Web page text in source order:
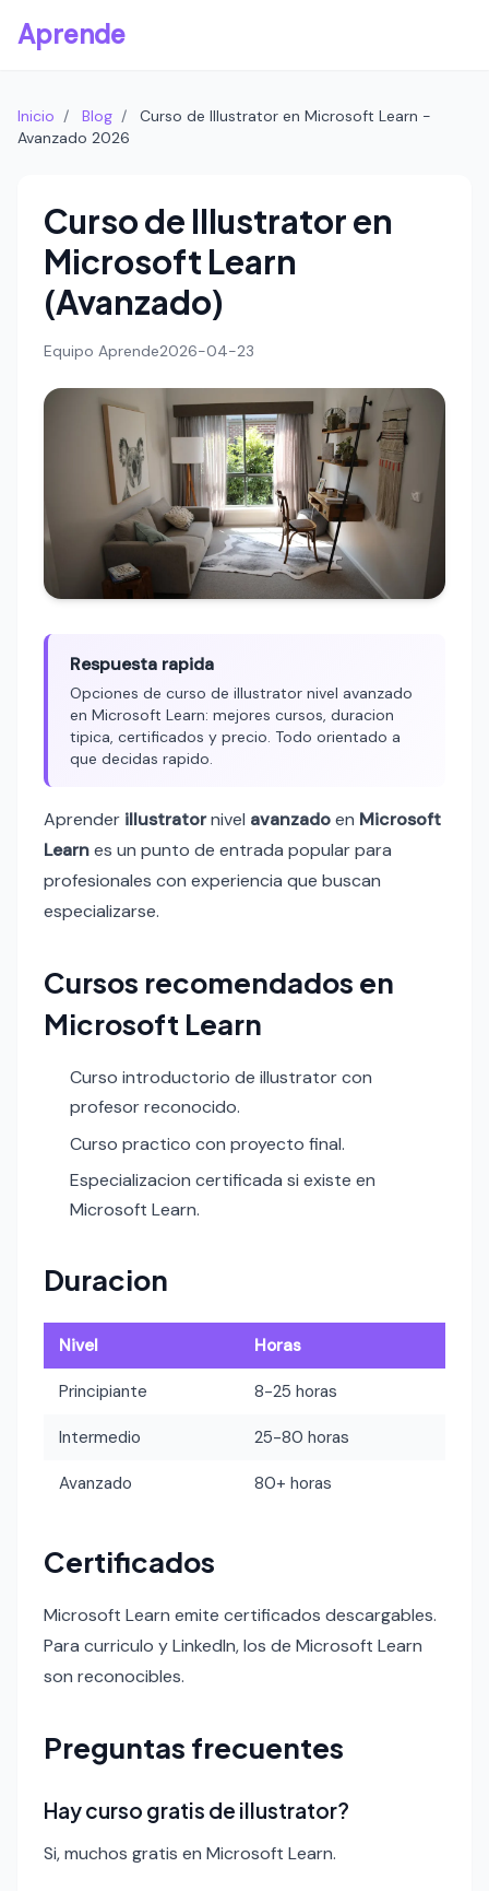
Aprende
Inicio / Blog /
Curso de Illustrator en Microsoft Learn -
Avanzado 2026
Curso de Illustrator en
Microsoft Learn
(Avanzado)
Equipo Aprende2026-04-23
Respuesta rapida
Opciones de curso de illustrator nivel avanzado
en Microsoft Learn: mejores cursos, duracion
tipica, certificados y precio. Todo orientado a
que decidas rapido.
Aprender illustratornivel avanzadoen Microsoft
Learnes un punto de entrada popular para
profesionales con experiencia que buscan
especializarse.
Cursos recomendados en
Microsoft Learn
Curso introductorio de illustrator con
profesor reconocido.
Curso practico con proyecto final.
Especializacion certificada si existe en
Microsoft Learn.
Duracion
Nivel Horas
Principiante 8-25 horas
Intermedio 25-80 horas
Avanzado 80+ horas
Certificados
Microsoft Learn emite certificados descargables.
Para curriculo y LinkedIn, los de Microsoft Learn
son reconocibles.
Preguntas frecuentes
Hay curso gratis de illustrator?
Si, muchos gratis en Microsoft Learn.